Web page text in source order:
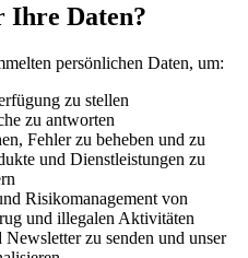
Ihre Daten?
persönlichen Daten, um:
zu stellen
zu antworten
Fehler zu beheben und zu
und Dienstleistungen zu
Risikomanagement von
und illegalen Aktivitäten
zu senden und unser